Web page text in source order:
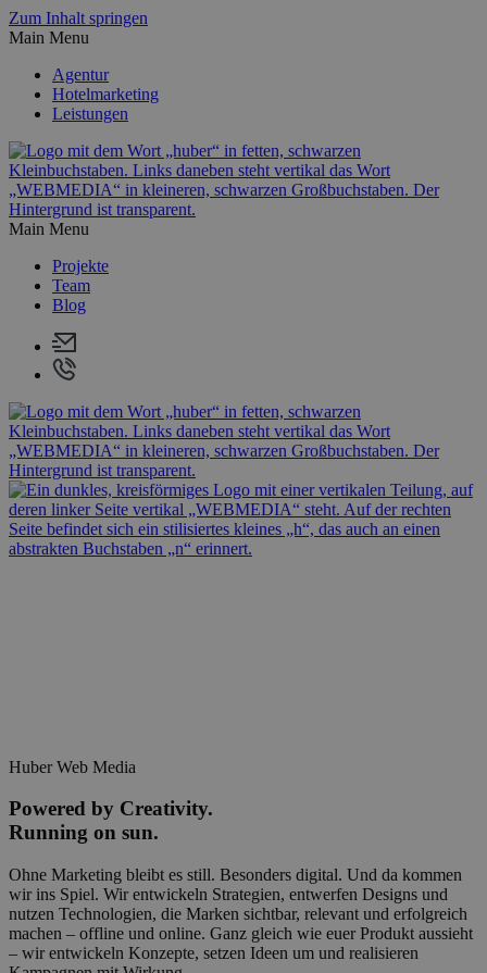
Zum Inhalt springen
Main Menu
Agentur
Hotelmarketing
Leistungen
Main Menu
Projekte
Team
Blog
Huber Web Media
Powered by Creativity.
Running on sun.
Ohne Marketing bleibt es still. Besonders digital. Und da kommen
wir ins Spiel. Wir entwickeln Strategien, entwerfen Designs und
nutzen Technologien, die Marken sichtbar, relevant und erfolgreich
machen – offline und online. Ganz gleich wie euer Produkt aussieht
– wir entwickeln Konzepte, setzen Ideen um und realisieren